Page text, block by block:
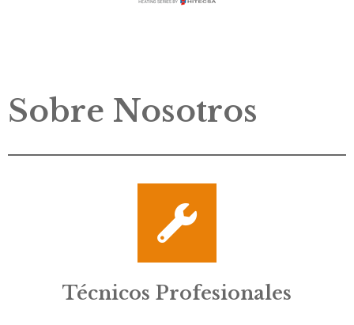
Sobre Nosotros
Técnicos Profesionales